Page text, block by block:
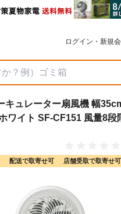
ログイン・新規
キュレーター扇風機 幅
ワイト SF-CF151 風量8段
配送で取寄せ可 店舗受取で取寄せ可